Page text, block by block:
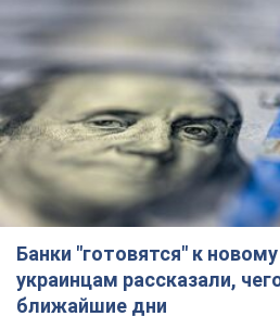
Банки "готовятся" к
украинцам рассказали,
ближайшие дни